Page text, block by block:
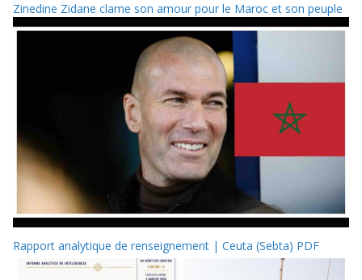
Zinedine Zidane clame son amour pour le Maroc et son peuple
Rapport analytique de renseignement | Ceuta (Sebta) PDF